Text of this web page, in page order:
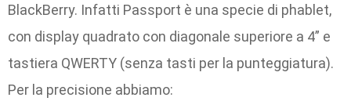
BlackBerry. Infatti Passport è una specie di phablet,
con display quadrato con diagonale superiore a 4” e
tastiera QWERTY (senza tasti per la punteggiatura).
Per la precisione abbiamo: